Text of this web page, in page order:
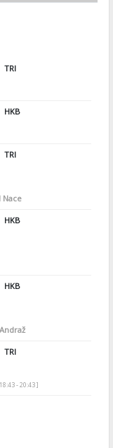
TRI
HKB
TRI
Nace
HKB
HKB
TRI
- 20:43 ]